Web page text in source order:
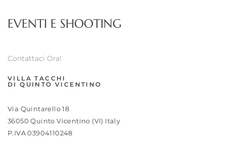
EVENTI E SHOOTING
Contattaci Ora!
VILLA TACCHI
DI QUINTO VICENTINO
Via Quintarello 18
36050 Quinto Vicentino (VI) Italy
P.IVA 03904110248